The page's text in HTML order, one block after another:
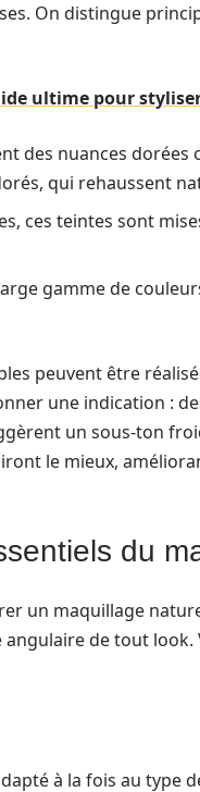
On distingue
ultime pour
des nuances dorées
qui rehaussent
ces teintes sont
gamme de
peuvent être
une indication :
un sous-ton
le mieux,
du
un maquillage
de tout look.
à la fois au type